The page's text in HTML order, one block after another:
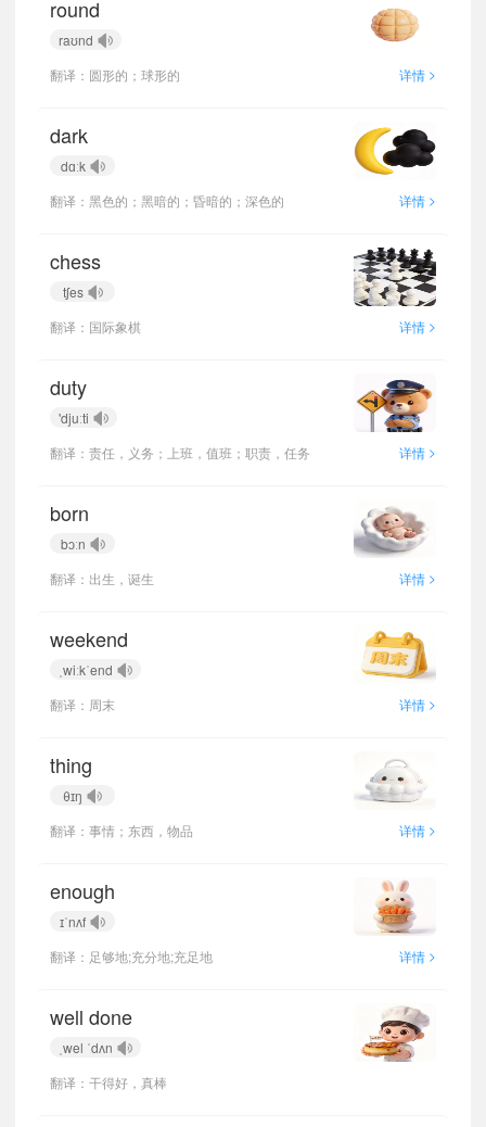
round
raʊnd
翻译：圆形的；球形的
详情 >
dark
dɑːk
翻译：黑色的；黑暗的；昏暗的；深色的
详情 >
chess
tʃes
翻译：国际象棋
详情 >
duty
'djuːti
翻译：责任，义务；上班，值班；职责，任务
详情 >
born
bɔːn
翻译：出生，诞生
详情 >
weekend
ˌwiːkˈend
翻译：周末
详情 >
thing
θɪŋ
翻译：事情；东西，物品
详情 >
enough
ɪˈnʌf
翻译：足够地;充分地;充足地
详情 >
well done
ˌwel ˈdʌn
翻译：干得好，真棒